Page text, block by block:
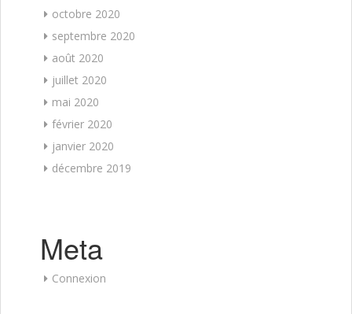
octobre 2020
septembre 2020
août 2020
juillet 2020
mai 2020
février 2020
janvier 2020
décembre 2019
Meta
Connexion